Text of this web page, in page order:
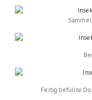
Fertig befüllte